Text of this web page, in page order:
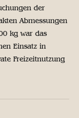
der
Abmessungen
kg war das
Einsatz in
Freizeitnutzung